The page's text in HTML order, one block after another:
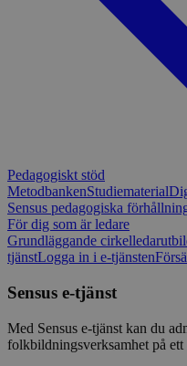
Pedagogiskt stöd
MetodbankenStudiematerial
Sensus pedagogiska
För dig som är ledare
Grundläggande
tjänstLogga in i e-tjänsten
Sensus e-tjänst
Med Sensus e-tjänst kan du
folkbildningsverksamhet på